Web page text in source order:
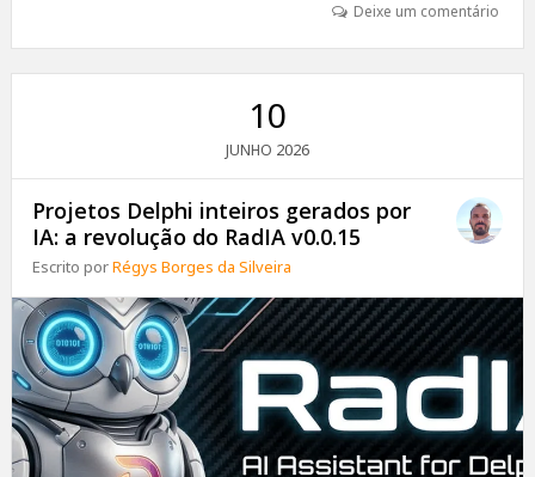
Deixe um comentário
10
JUNHO 2026
Projetos Delphi inteiros gerados por
IA: a revolução do RadIA v0.0.15
Escrito porRégys Borges da Silveira